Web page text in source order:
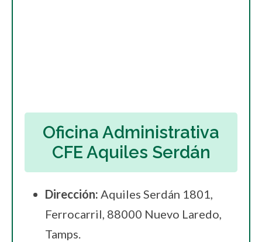
Oficina Administrativa
CFE Aquiles Serdán
Dirección: Aquiles Serdán 1801,
Ferrocarril, 88000 Nuevo Laredo,
Tamps.